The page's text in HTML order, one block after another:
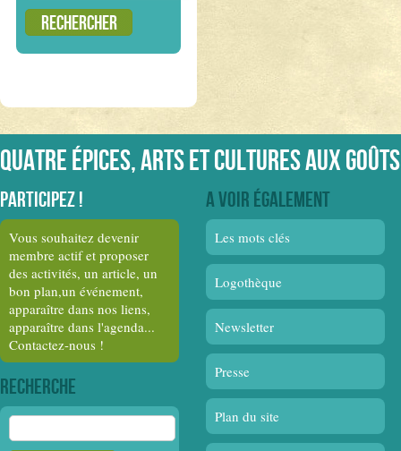
Quatre épices, arts et cultures aux
Participez !
Vous souhaitez devenir
membre actif et proposer
des activités, un article, un
bon plan,un événement,
apparaître dans nos liens,
apparaître dans l'agenda...
Contactez-nous !
Recherche
Rechercher :
A voir également
Les mots clés
Logothèque
Newsletter
Presse
Plan du site